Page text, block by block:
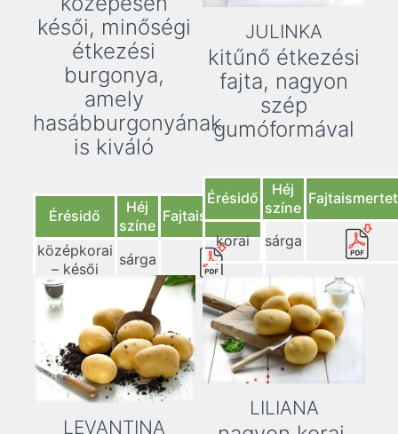
késői, minőségi
étkezési
burgonya,
amely
hasábburgonyának
is kiváló
Érésidő
Héj
színe
Fajtaismertető
középkorai
– késői
sárga
JULINKA
kitűnő étkezési
fajta, nagyon
szép
gumóformával
Érésidő
Héj
színe
korai sárga
LEVANTINA
LILIANA